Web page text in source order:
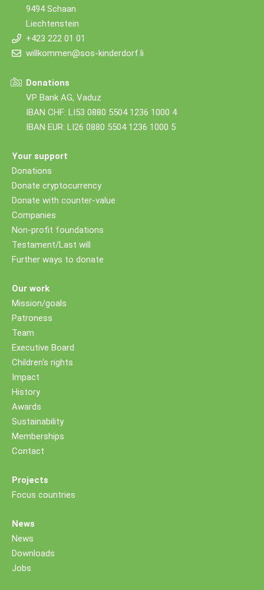
9494 Schaan
Liechtenstein
+423 222 01 01
willkommen@sos-kinderdorf.li
Donations
VP Bank AG, Vaduz
IBAN CHF: LI53 0880 5504 1236 1000 4
IBAN EUR: LI26 0880 5504 1236 1000 5
Your support
Donations
Donate cryptocurrency
Donate with counter-value
Companies
Non-profit foundations
Testament/Last will
Further ways to donate
Our work
Mission/goals
Patroness
Team
Executive Board
Children's rights
Impact
History
Awards
Sustainability
Memberships
Contact
Projects
Focus countries
News
News
Downloads
Jobs